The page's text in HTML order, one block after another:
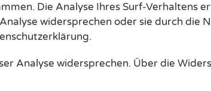
Die Analyse Ihres Surf-Verhaltens
widersprechen oder sie durch
Analyse widersprechen. Über die